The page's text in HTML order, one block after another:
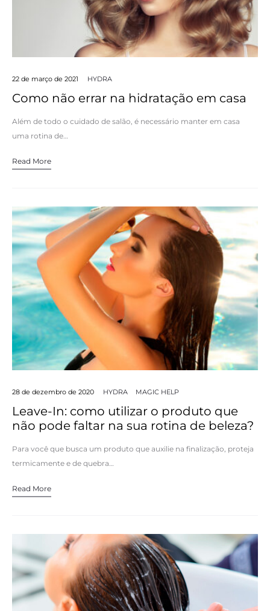
22 de março de 2021 HYDRA
Como não errar na hidratação em casa
Além de todo o cuidado de salão, é necessário manter em casa
uma rotina de…
Read More
28 de dezembro de 2020 HYDRA MAGIC HELP
Leave-In: como utilizar o produto que
não pode faltar na sua rotina de beleza?
Para você que busca um produto que auxilie na finalização, proteja
termicamente e de quebra…
Read More